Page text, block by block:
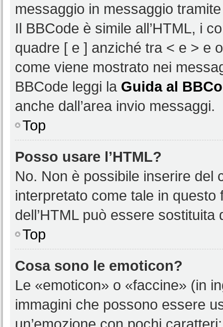
messaggio in messaggio
Il BBCode è simile all’HTML, i
quadre [ e ] anziché tra < e > e
come viene mostrato nei
BBCode leggi la Guida al
anche dall’area invio messaggi.
Top
Posso usare l’HTML?
No. Non è possibile inserire del
interpretato come tale in
dell’HTML può essere sostituita
Top
Cosa sono le emoticon?
Le «emoticon» o «faccine» (in
immagini che possono essere